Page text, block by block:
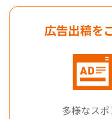
広告出稿を
多様なス